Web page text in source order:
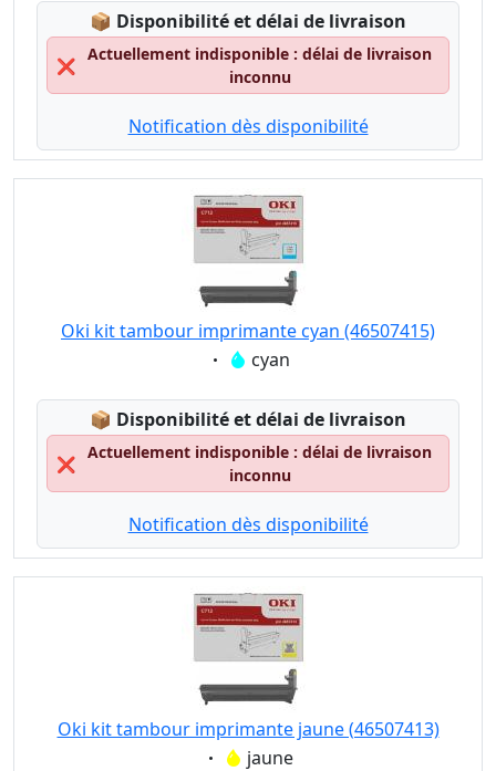
📦 Lagerstatus:
Disponibilité et délai de livraison
❌
Actuellement indisponible : délai de livraison
inconnu
Notification dès disponibilité
Oki kit tambour imprimante cyan (46507415)
Eigenschaft:
cyan
📦 Lagerstatus:
Disponibilité et délai de livraison
❌
Actuellement indisponible : délai de livraison
inconnu
Notification dès disponibilité
Oki kit tambour imprimante jaune (46507413)
Eigenschaft:
jaune